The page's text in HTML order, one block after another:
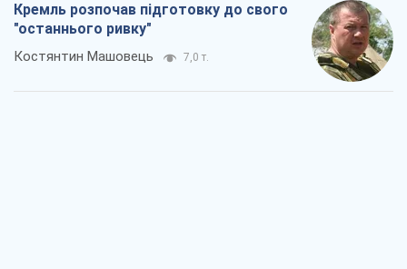
Кремль розпочав підготовку до свого
"останнього ривку"
Костянтин Машовець 7,0 т.